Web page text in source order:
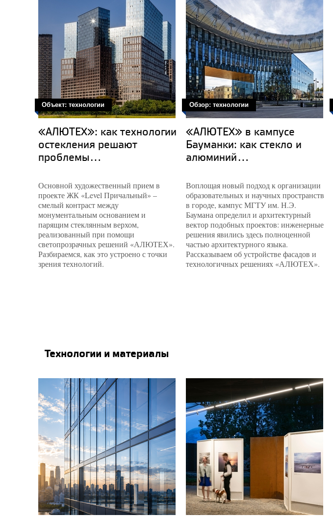
Объект: технологии
«АЛЮТЕХ»: как технологии
остекления решают
проблемы...
Основной художественный прием в
проекте ЖК «Level Причальный» –
смелый контраст между
монументальным основанием и
парящим стеклянным верхом,
реализованный при помощи
светопрозрачных решений «АЛЮТЕХ».
Разбираемся, как это устроено с точки
зрения технологий.
Обзор: технологии
«АЛЮТЕХ» в кампусе
Бауманки: как стекло и
алюминий...
Воплощая новый подход к организации
образовательных и научных пространств
в городе, кампус МГТУ им. Н.Э.
Баумана определил и архитектурный
вектор подобных проектов: инженерные
решения явились здесь полноценной
частью архитектурного языка.
Рассказываем об устройстве фасадов и
технологичных решениях «АЛЮТЕХ».
Технологии и материалы